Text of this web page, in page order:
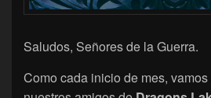
Saludos, Señores de la Guerra.
Como cada inicio de mes,